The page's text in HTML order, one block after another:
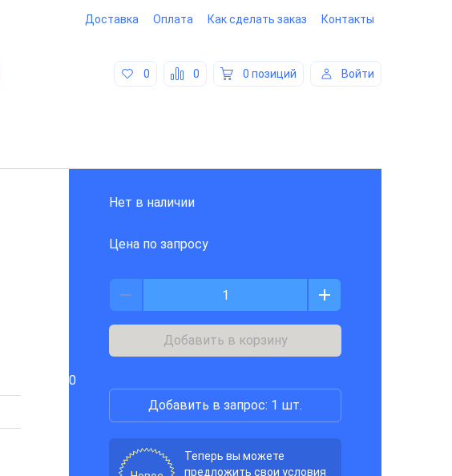
Доставка Оплата Как сделать заказ Контакты
0 0 0 позиций Войти
Нет в наличии
Цена по запросу
Добавить в корзину
0
Добавить в запрос: 1 шт.
Теперь вы можете
предложить свои условия